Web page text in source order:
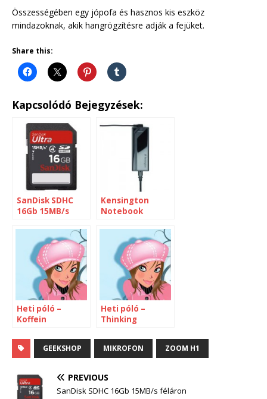
Összességében egy jópofa és hasznos kis eszköz
mindazoknak, akik hangrögzítésre adják a fejüket.
Share this:
Kapcsolódó Bejegyzések:
SanDisk SDHC
16Gb 15MB/s
Kensington
Notebook
Heti póló –
Koffein
Heti póló –
Thinking
GEEKSHOP MIKROFON ZOOM H1
PREVIOUS
SanDisk SDHC 16Gb 15MB/s féláron